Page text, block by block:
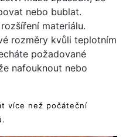
nebo bublat.
materiálu.
rozměry kvůli teplotním
požadované
nafouknout nebo
více než počáteční